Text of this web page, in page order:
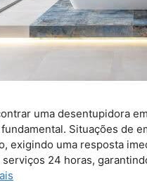
uma desentupidora
Situações de
exigindo uma resposta
24 horas,